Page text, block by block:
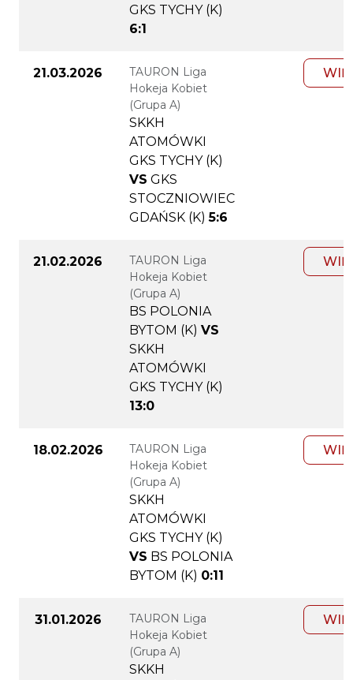
GKS TYCHY (K)
6:1
21.03.2026
TAURON Liga
Hokeja Kobiet
(Grupa A)
SKKH
ATOMÓWKI
GKS TYCHY (K)
VS GKS
STOCZNIOWIEC
GDAŃSK (K) 5:6
21.02.2026
TAURON Liga
Hokeja Kobiet
(Grupa A)
BS POLONIA
BYTOM (K) VS
SKKH
ATOMÓWKI
GKS TYCHY (K)
13:0
18.02.2026
TAURON Liga
Hokeja Kobiet
(Grupa A)
SKKH
ATOMÓWKI
GKS TYCHY (K)
VS BS POLONIA
BYTOM (K) 0:11
31.01.2026
TAURON Liga
Hokeja Kobiet
(Grupa A)
SKKH